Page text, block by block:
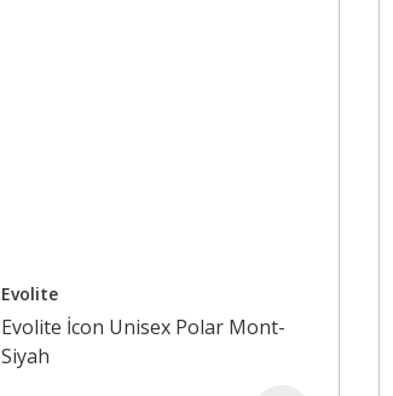
Evolite
Evolite İcon Unisex Polar Mont-
Siyah